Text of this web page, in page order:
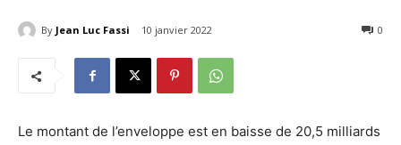
By Jean Luc Fassi 10 janvier 2022 0
Le montant de l’enveloppe est en baisse de 20,5 milliards